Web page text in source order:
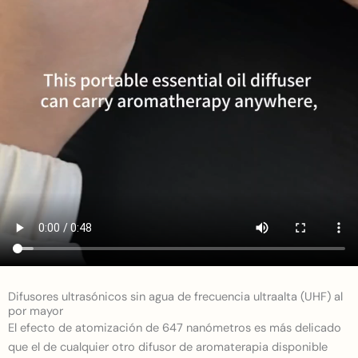
Difusores ultrasónicos sin agua de frecuencia ultraalta (UHF) al
por mayor
El efecto de atomización de 647 nanómetros es más delicado
que el de cualquier otro difusor de aromaterapia disponible